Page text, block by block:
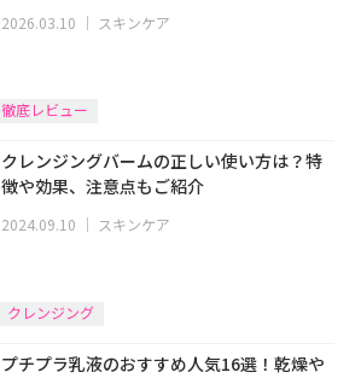
2026.03.10 ｜ スキンケア
徹底レビュー
クレンジングバームの正しい使い方は？特
徴や効果、注意点もご紹介
2024.09.10 スキンケア
クレンジング
プチプラ乳液のおすすめ人気16選！乾燥や